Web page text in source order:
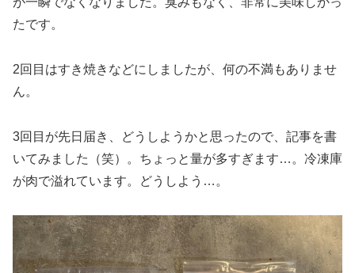
たです。
2回目はすき焼きなどにしましたが、何の不満もありませ
ん。
3回目が先日届き、どうしようかと思ったので、記事を書
いてみました（笑）。ちょっと量が多すぎます…。冷凍庫
が肉で溢れています。どうしよう…。